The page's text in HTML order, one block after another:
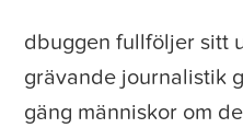
dbuggen fullföljer sitt
grävande journalistik
gäng människor om